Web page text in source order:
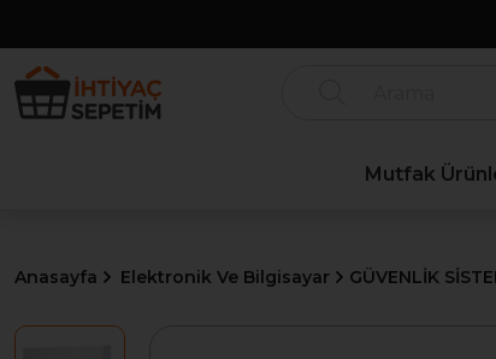
Mutfak
Anasayfa Elektronik Ve Bilgisayar GÜVENLİK